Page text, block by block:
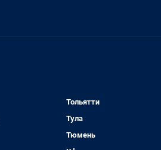
Тольятти
Тула
Тюмень